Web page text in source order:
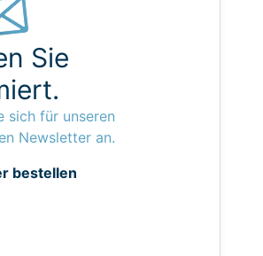
Sie
sich für unseren
Newsletter an.